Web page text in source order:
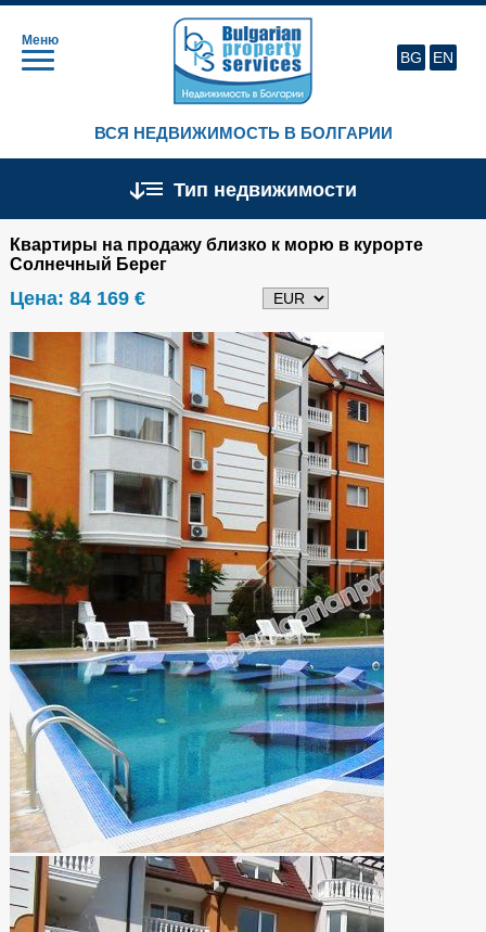
Меню
ВСЯ НЕДВИЖИМОСТЬ В БОЛГАРИИ
BG EN
Тип недвижимости
Квартиры на продажу близко к морю в курорте
Солнечный Берег
Цена: 84 169 €